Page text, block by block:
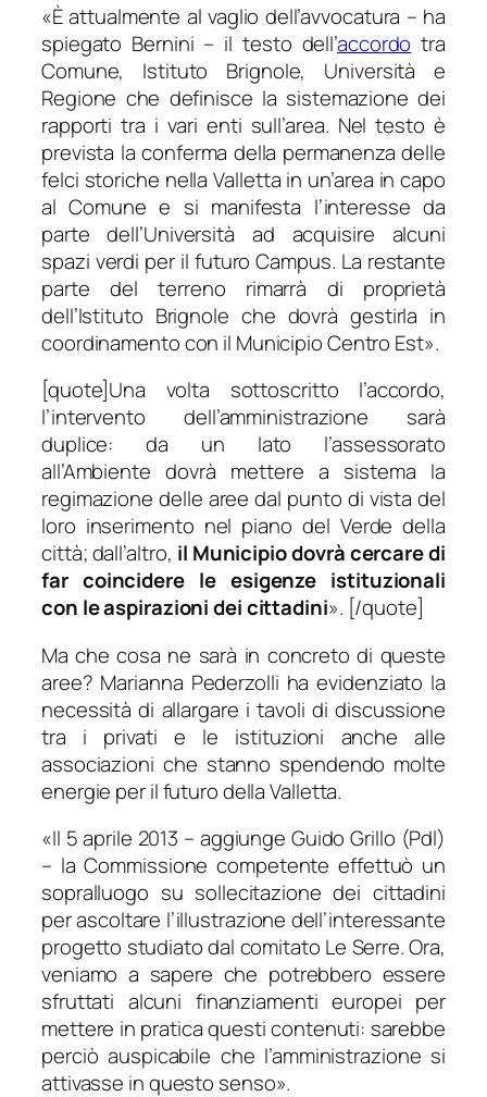
«È attualmente al vaglio dell’avvocatura – ha
spiegato Bernini – il testo dell’accordo tra
Comune, Istituto Brignole, Università e
Regione che definisce la sistemazione dei
rapporti tra i vari enti sull’area. Nel testo è
prevista la conferma della permanenza delle
felci storiche nella Valletta in un’area in capo
al Comune e si manifesta l’interesse da
parte dell’Università ad acquisire alcuni
spazi verdi per il futuro Campus. La restante
parte del terreno rimarrà di proprietà
dell’Istituto Brignole che dovrà gestirla in
coordinamento con il Municipio Centro Est».
[quote]Una volta sottoscritto l’accordo,
l’intervento dell’amministrazione sarà
duplice: da un lato l’assessorato
all’Ambiente dovrà mettere a sistema la
regimazione delle aree dal punto di vista del
loro inserimento nel piano del Verde della
città; dall’altro, il Municipio dovrà cercare di
far coincidere le esigenze istituzionali
con le aspirazioni dei cittadini». [/quote]
Ma che cosa ne sarà in concreto di queste
aree? Marianna Pederzolli ha evidenziato la
necessità di allargare i tavoli di discussione
tra i privati e le istituzioni anche alle
associazioni che stanno spendendo molte
energie per il futuro della Valletta.
«Il 5 aprile 2013 – aggiunge Guido Grillo (Pdl)
– la Commissione competente effettuò un
sopralluogo su sollecitazione dei cittadini
per ascoltare l’illustrazione dell’interessante
progetto studiato dal comitato Le Serre. Ora,
veniamo a sapere che potrebbero essere
sfruttati alcuni finanziamenti europei per
mettere in pratica questi contenuti: sarebbe
perciò auspicabile che l’amministrazione si
attivasse in questo senso».